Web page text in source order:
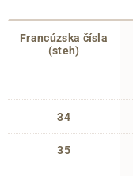
Francúzska čísla
(steh)
34
35